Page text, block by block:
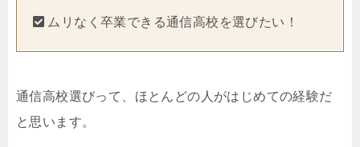
ムリなく卒業できる通信高校を選びたい！
通信高校選びって、ほとんどの人がはじめての経験だ
と思います。